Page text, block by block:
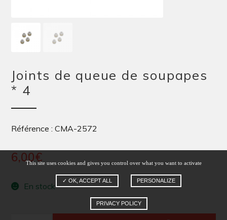
Joints de queue de soupapes
* 4
Référence : CMA-2572
6,00€
En stock
This site uses cookies and gives you control over what you want to activate
✓ OK, ACCEPT ALL PERSONALIZE
PRIVACY POLICY